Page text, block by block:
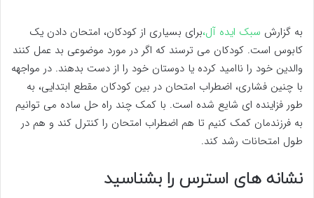
به گزارش سبک ایده آل،برای بسیاری از کودکان، امتحان دادن یک
کابوس است. کودکان می ترسند که اگر در مورد موضوعی بد عمل کنند
والدین خود را ناامید کرده یا دوستان خود را از دست بدهند. در مواجهه
با چنین فشاری، اضطراب امتحان در بین کودکان مقطع ابتدایی، به
طور فزاینده ای شایع شده است. با کمک چند راه حل ساده می توانیم
به فرزندمان کمک کنیم تا هم اضطراب امتحان را کنترل کند و هم در
طول امتحانات رشد کند.
نشانه های استرس را بشناسید